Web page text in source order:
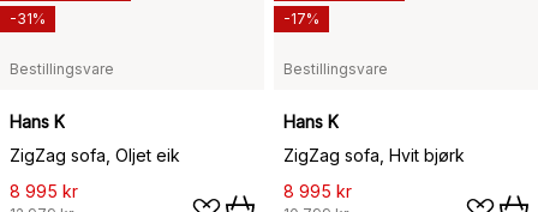
Bestillingsvare
Hans K
ZigZag sofa, Oljet eik
8 995 kr
-31%
Bestillingsvare
Hans K
ZigZag sofa, Hvit bjørk
8 995 kr
-17%